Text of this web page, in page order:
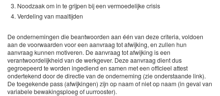
Noodzaak om in te grijpen bij een vermoedelijke crisis
Verdeling van maaltijden
De ondernemingen die beantwoorden aan één van deze criteria, voldoen
aan de voorwaarden voor een aanvraag tot afwijking, en zullen hun
aanvraag kunnen motiveren. De aanvraag tot afwijking is een
verantwoordelijkheid van de werkgever. Deze aanvraag dient dus
gegroepeerd te worden ingediend en samen met een officieel attest
ondertekend door de directie van de onderneming (zie onderstaande link).
De toegekende pass (afwijkingen) zijn op naam of niet op naam (in geval van
variabele bewakingsploeg of uurrooster).